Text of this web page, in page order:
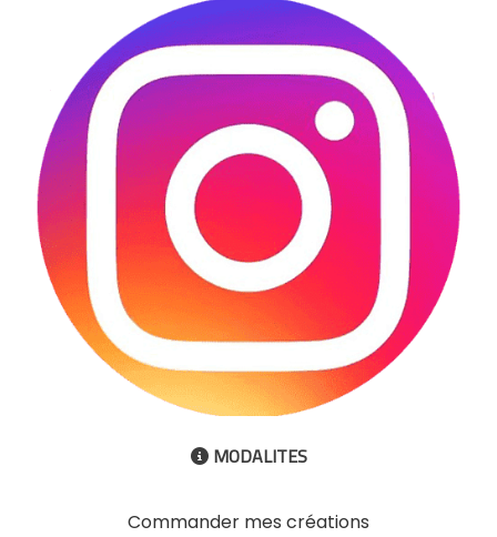
 MODALITES
Commander mes créations